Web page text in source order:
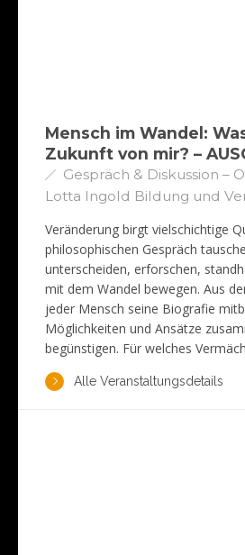
Mensch im Wandel:
Zukunft von mir? –
Gespräch & Diskussion –
Lotta Ingold Bildung und
Veränderung birgt vielschichtige
philosophischen Gespräch
unterscheiden, erforschen,
mit dem Wandel bewegen. Aus
jeder Mensch seine Biografie
Möglichkeiten und Ansätze
begünstigen. Für welches
Alle Veranstaltungsdetails